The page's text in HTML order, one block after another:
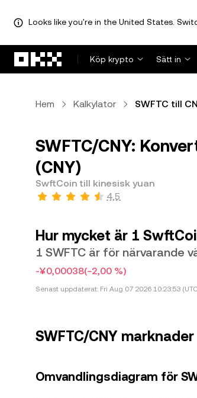
Looks like you're in the United States.
Köp krypto
Sätt in
Hem Kalkylator SWFTC till
SWFTC/CNY:
(CNY)
SwftCoin till kinesisk yuan
4,5
Hur mycket är 1
1 SWFTC är för närvarande
-¥0,00038(−2,00 %)
Senast uppdaterat: Fri Aug 07 2026 10:23:53
SWFTC/CNY marknader
Omvandlingsdiagram för